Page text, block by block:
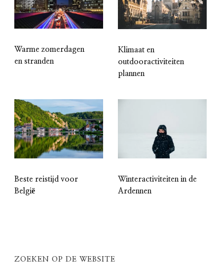
Warme zomerdagen
en stranden
Klimaat en
outdooractiviteiten
plannen
Beste reistijd voor
België
Winteractiviteiten in de
Ardennen
ZOEKEN OP DE WEBSITE